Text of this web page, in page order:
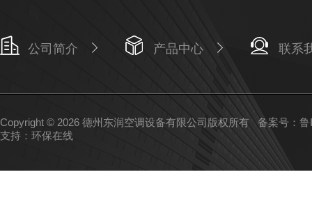
公司简介 产品中心 联系
Copyright © 2026 德州东润空调设备有限公司版权所有备案号：
支持： 环保在线